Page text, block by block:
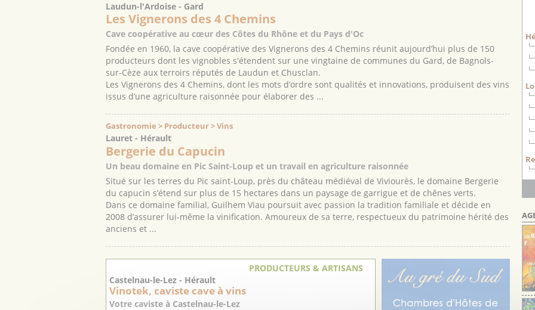
Laudun-l'Ardoise - Gard
Les Vignerons des 4 Chemins
Cave coopérative au cœur des Côtes du Rhône et du Pays d'Oc
Fondée en 1960, la cave coopérative des Vignerons des 4 Chemins réunit aujourd’hui plus de 150
producteurs dont les vignobles s'étendent sur une vingtaine de communes du Gard, de Bagnols-
sur-Cèze aux terroirs réputés de Laudun et Chusclan.
Les Vignerons des 4 Chemins, dont les mots d’ordre sont qualités et innovations, produisent des vins
issus d’une agriculture raisonnée pour élaborer des ...
Gastronomie > Producteur > Vins
Lauret - Hérault
Bergerie du Capucin
Un beau domaine en Pic Saint-Loup et un travail en agriculture raisonnée
Situé sur les terres du Pic saint-Loup, près du château médiéval de Viviourès, le domaine Bergerie
du capucin s’étend sur plus de 15 hectares dans un paysage de garrigue et de chênes verts.
Dans ce domaine familial, Guilhem Viau poursuit avec passion la tradition familiale et décide en
2008 d’assurer lui-même la vinification. Amoureux de sa terre, respectueux du patrimoine hérité des
anciens et ...
PRODUCTEURS & ARTISANS
Castelnau-le-Lez - Hérault
Vinotek, caviste cave à vins
Votre caviste à Castelnau-le-Lez